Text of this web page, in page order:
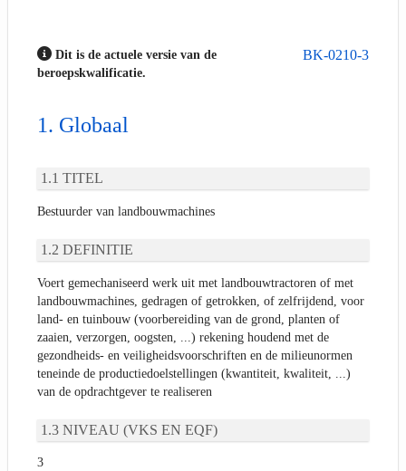
BK-0210-3
Dit is de actuele versie van de
beroepskwalificatie.
Globaal
TITEL
Bestuurder van landbouwmachines
DEFINITIE
Voert gemechaniseerd werk uit met landbouwtractoren of met
landbouwmachines, gedragen of getrokken, of zelfrijdend, voor
land- en tuinbouw (voorbereiding van de grond, planten of
zaaien, verzorgen, oogsten, ...) rekening houdend met de
gezondheids- en veiligheidsvoorschriften en de milieunormen
teneinde de productiedoelstellingen (kwantiteit, kwaliteit, ...)
van de opdrachtgever te realiseren
NIVEAU (VKS EN EQF)
3